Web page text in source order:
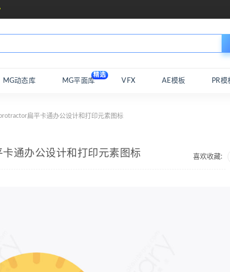
MG动态库 MG平面库
精选
VFX AE模板 PR模
扁平卡通办公设计和打印元素图标
喜欢收藏:
通办公设计和打印元素图标